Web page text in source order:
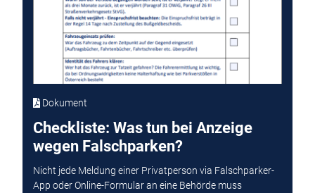
Dokument
Checkliste: Was tun bei Anzeige
wegen Falschparken?
Nicht jede Meldung einer Privatperson via Falschparker-
App oder Online-Formular an eine Behörde muss